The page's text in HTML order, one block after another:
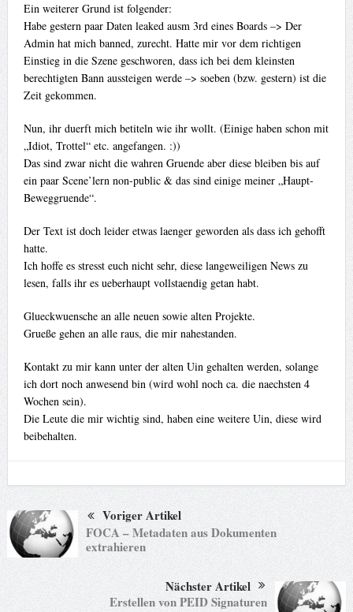
Ein weiterer Grund ist folgender:
Habe gestern paar Daten leaked ausm 3rd eines Boards –> Der
Admin hat mich banned, zurecht. Hatte mir vor dem richtigen
Einstieg in die Szene geschworen, dass ich bei dem kleinsten
berechtigten Bann aussteigen werde –> soeben (bzw. gestern) ist die
Zeit gekommen.
Nun, ihr duerft mich betiteln wie ihr wollt. (Einige haben schon mit
„Idiot, Trottel“ etc. angefangen. :))
Das sind zwar nicht die wahren Gruende aber diese bleiben bis auf
ein paar Scene’lern non-public & das sind einige meiner „Haupt-
Beweggruende“.
Der Text ist doch leider etwas laenger geworden als dass ich gehofft
hatte.
Ich hoffe es stresst euch nicht sehr, diese langeweiligen News zu
lesen, falls ihr es ueberhaupt vollstaendig getan habt.
Glueckwuensche an alle neuen sowie alten Projekte.
Grueße gehen an alle raus, die mir nahestanden.
Kontakt zu mir kann unter der alten Uin gehalten werden, solange
ich dort noch anwesend bin (wird wohl noch ca. die naechsten 4
Wochen sein).
Die Leute die mir wichtig sind, haben eine weitere Uin, diese wird
beibehalten.
Voriger Artikel
FOCA – Metadaten aus Dokumenten
extrahieren
Nächster Artikel
Erstellen von PEID Signaturen